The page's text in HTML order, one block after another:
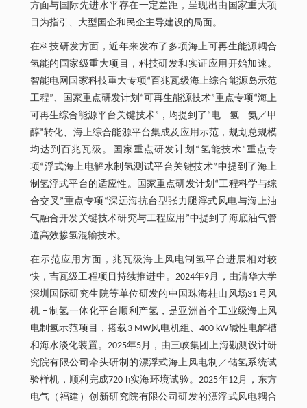
方面与国际先进水平存在一定差距，呈现出由国家重大项
目为指引、大型国企和民企主导建设的局面。
在科技研发方面，近年来发布了多项海上可再生能源耦合
氢能的国家级重大项目，科技研发和实证应用开始加速。
智能电网国家科技重大专项“百兆瓦级海上综合能源岛示范
工程”、国家重点研发计划“可再生能源技术”重点专项“海上
可再生综合能源平台关键技术”，均提到了“电 ‒ 氢 ‒ 氨／甲
醇”转化、海上综合能源平台集成及应用示范，规划总规模
均达到百兆瓦级。国家重点研发计划“氢能技术”重点专
项“浮式海上电解水制氢测试平台关键技术”中提到了海上
制氢浮式平台的适应性。国家重点研发计划“工程科学与综
合交叉”重点专项“深远海抗台型张力腿浮式风电与海上油
气融合开发关键技术研究与工程应用”中提到了海底油气管
道高效掺氢混输技术。
在示范应用方面，兆瓦级海上风电制氢平台进展相对较
快，吉瓦级工程项目持续推进中。2024年9月，由清华大学
深圳国际研究生院等单位研发的中国珠海桂山风场31号风
机 ‒ 制氢一体化平台顺利产氢，是亚洲首个工业级海上风
电制氢示范项目，搭载3 MW风电机组、400 kW碱性电解槽
和海水淡化装置。2025年5月，由三峡集团上海勘测设计研
究院有限公司牵头研制的漂浮式海上风电制／储氢系统试
验样机，顺利完成720 h实海环境试验。2025年12月，东方
电气（福建）创新研究院有限公司研发的漂浮式风电耦合